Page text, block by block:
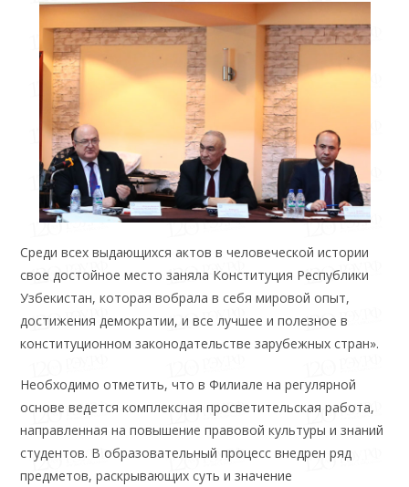
Среди всех выдающихся актов в человеческой истории
свое достойное место заняла Конституция Республики
Узбекистан, которая вобрала в себя мировой опыт,
достижения демократии, и все лучшее и полезное в
конституционном законодательстве зарубежных стран».
Необходимо отметить, что в Филиале на регулярной
основе ведется комплексная просветительская работа,
направленная на повышение правовой культуры и знаний
студентов. В образовательный процесс внедрен ряд
предметов, раскрывающих суть и значение